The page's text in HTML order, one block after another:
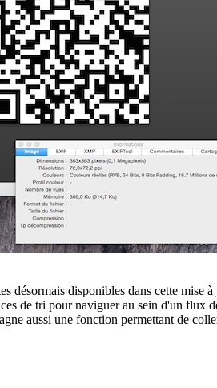
désormais disponibles dans cette
de tri pour naviguer au sein d'un
aussi une fonction permettant de